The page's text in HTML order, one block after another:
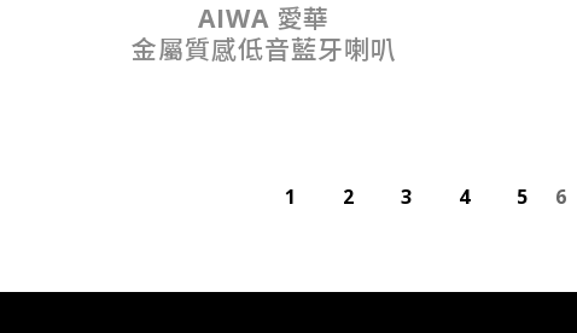
AIWA 愛華
金屬質感低音藍牙喇叭
1 2 3 4 5 6